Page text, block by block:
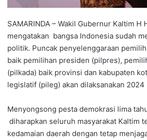
SAMARINDA – Wakil Gubernur Kaltim H
mengatakan bangsa Indonesia sudah
politik. Puncak penyelenggaraan
baik pemilihan presiden (pilpres),
(pilkada) baik provinsi dan kabupaten
legislatif (pileg) akan dilaksanakan 2024
Menyongsong pesta demokrasi lima
diharapkan seluruh masyarakat Kaltim
kedamaian daerah dengan tetap